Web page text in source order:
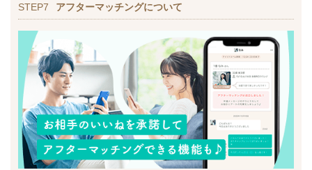
STEP7 アフターマッチングについて